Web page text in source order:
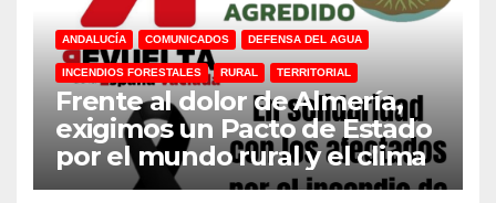
ANDALUCÍA COMUNICADOS DEFENSA DEL AGUA
INCENDIOS FORESTALES RURAL TERRITORIAL
Frente al dolor de Almería,
exigimos un Pacto de Estado
por el mundo rural y el clima
31M DEFENSA DEL AGUA DESPOBLACION FERROCARRIL
MACROGRANJAS PLANTAS BIOGÁS RENOVABLES